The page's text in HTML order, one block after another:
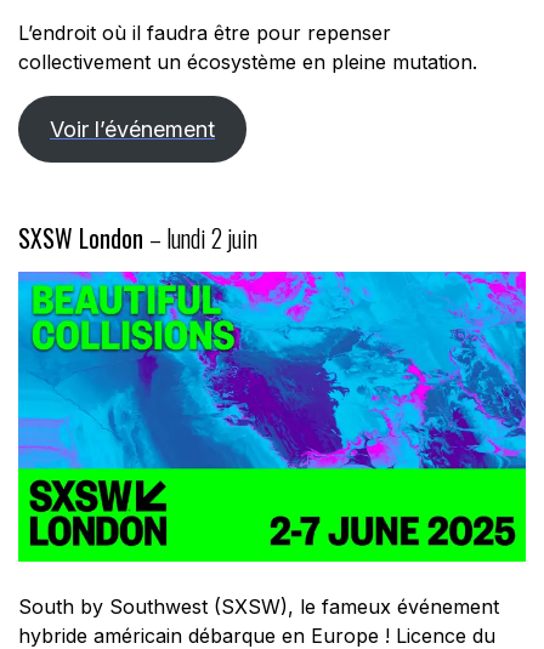
L’endroit où il faudra être pour repenser
collectivement un écosystème en pleine mutation.
Voir l’événement
SXSW London – lundi 2 juin
South by Southwest (SXSW), le fameux événement
hybride américain débarque en Europe ! Licence du